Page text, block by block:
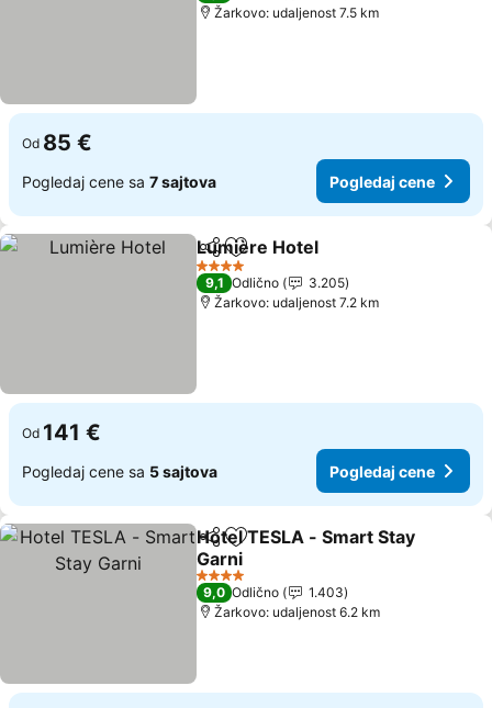
Žarkovo: udaljenost 7.5 km
Od 85 €
Pogledaj cene sa 7 sajtova Pogledaj cene
Deli Dodati u favorite
Lumière Hotel
4 Zvezdice
9,1 Odlično
3.205
Žarkovo: udaljenost 7.2 km
Od 141 €
Pogledaj cene sa 5 sajtova Pogledaj cene
Deli Dodati u favorite
Hotel TESLA - Smart Stay
Garni
4 Zvezdice
9,0 Odlično
1.403
Žarkovo: udaljenost 6.2 km